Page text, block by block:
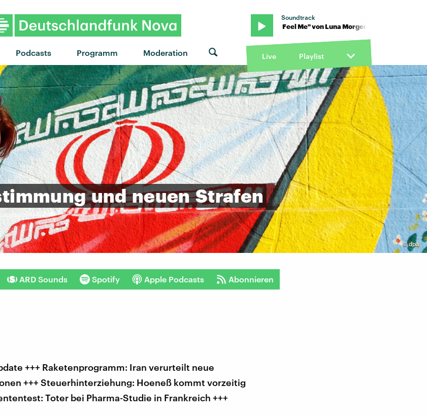
Podcasts Programm Moderation
Soundtrack
"U Feel Me" von Luna Morgenstern · "U Feel Me" von Luna Morgenstern · "U Feel Me" von
Live Playlist
©dpa
und neuen Strafen
ARD Sounds Spotify Apple Podcasts Abonnieren
+++ Raketenprogramm: Iran verurteilt neue
+++ Steuerhinterziehung: Hoeneß kommt vorzeitig
Toter bei Pharma-Studie in Frankreich +++